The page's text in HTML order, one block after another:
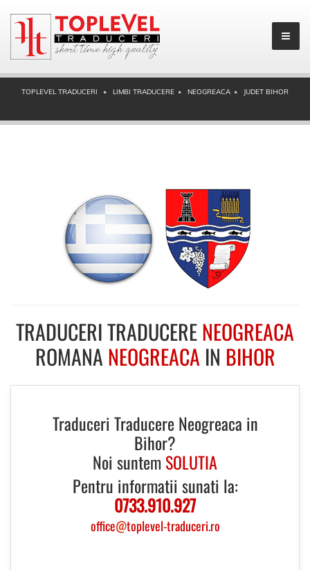
TOPLEVEL TRADUCERI LIMBI TRADUCERE NEOGREACA JUDET BIHOR
TRADUCERI TRADUCERENEOGREACA
ROMANA NEOGREACA IN BIHOR
Traduceri Traducere Neogreaca in
Bihor?
Noi suntem SOLUTIA
Pentru informatii sunati la:
0733.910.927
office@toplevel-traduceri.ro